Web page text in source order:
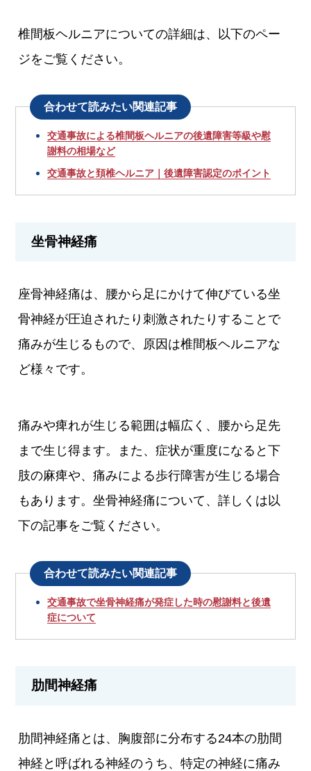
椎間板ヘルニアについての詳細は、以下のペー
ジをご覧ください。
合わせて読みたい関連記事
交通事故による椎間板ヘルニアの後遺障害等級や慰
謝料の相場など
交通事故と頚椎ヘルニア｜後遺障害認定のポイント
坐骨神経痛
座骨神経痛は、腰から足にかけて伸びている坐
骨神経が圧迫されたり刺激されたりすることで
痛みが生じるもので、原因は椎間板ヘルニアな
ど様々です。
痛みや痺れが生じる範囲は幅広く、腰から足先
まで生じ得ます。また、症状が重度になると下
肢の麻痺や、痛みによる歩行障害が生じる場合
もあります。坐骨神経痛について、詳しくは以
下の記事をご覧ください。
合わせて読みたい関連記事
交通事故で坐骨神経痛が発症した時の慰謝料と後遺
症について
肋間神経痛
肋間神経痛とは、胸腹部に分布する24本の肋間
神経と呼ばれる神経のうち、特定の神経に痛み